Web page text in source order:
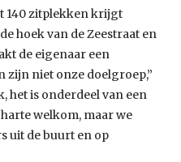
140 zitplekken krijgt
hoek van de Zeestraat en
de eigenaar een
zijn niet onze doelgroep,”
het is onderdeel van een
welkom, maar we
uit de buurt en op